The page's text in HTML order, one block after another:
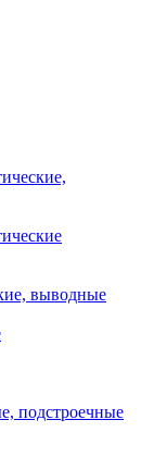
выводные
подстроечные